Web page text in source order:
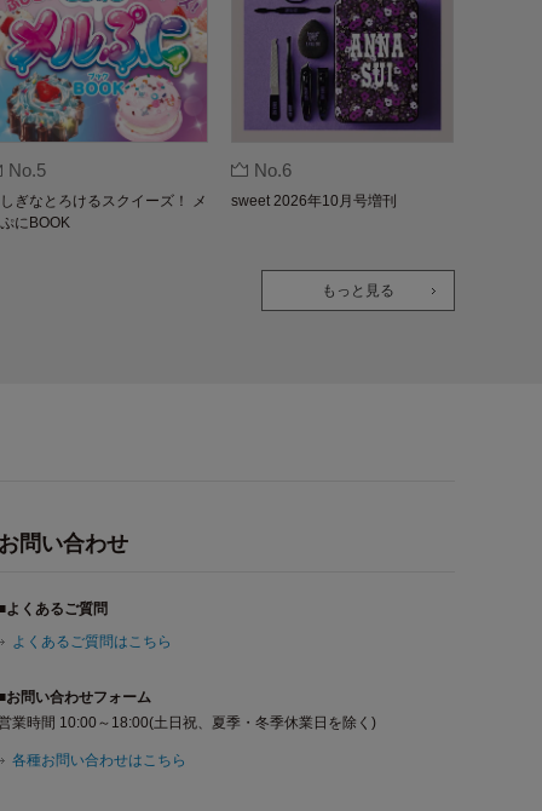
No.5
ぎなとろけるスクイーズ！ メ
にBOOK
No.6
sweet 2026年10月号増刊
もっと見る
問い合わせ
よくあるご質問
よくあるご質問はこちら
お問い合わせフォーム
業時間 10:00～18:00(土日祝、夏季・冬季休業日を除く)
各種お問い合わせはこちら